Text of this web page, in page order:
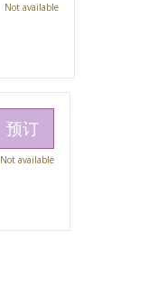
Not available
预订
Not available